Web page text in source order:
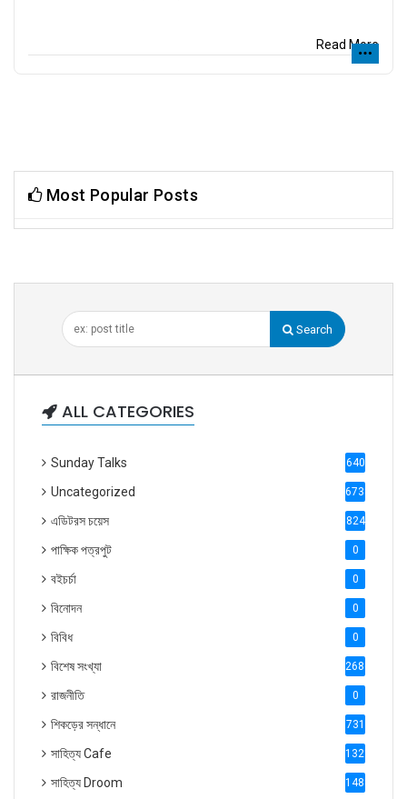
Read More
Most Popular Posts
Search
ALL CATEGORIES
Sunday Talks 640
Uncategorized 6738
এডিটরস চয়েস 824
পাক্ষিক পত্রপুট 0
বইচর্চা 0
বিনোদন 0
বিবিধ 0
বিশেষ সংখ্যা 2686
রাজনীতি 0
শিকড়ের সন্ধানে 731
সাহিত্য Cafe 1321
সাহিত্য Droom 1488